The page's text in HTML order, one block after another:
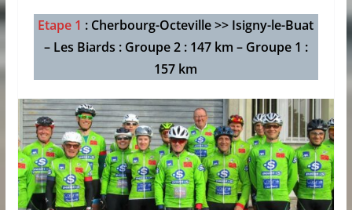
Etape 1 : Cherbourg-Octeville >> Isigny-le-Buat
– Les Biards : Groupe 2 : 147 km – Groupe 1 :
157 km